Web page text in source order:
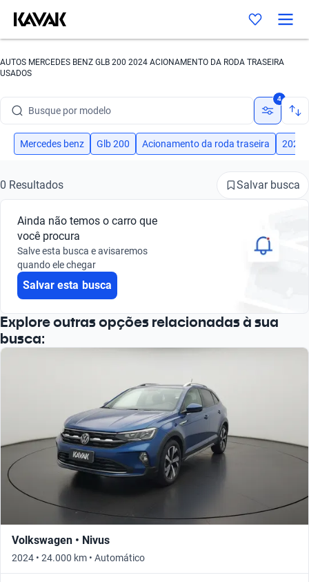
AUTOS MERCEDES BENZ GLB 200 2024 ACIONAMENTO DA RODA TRASEIRA
USADOS
Busque por modelo
Busque por versão
Busque por marca
Busque por modelo
Busque por versão
4
Mercedes benz Glb 200 Acionamento da roda traseira 2024
0 Resultados Salvar busca
Ainda não temos o carro que
você procura
Salve esta busca e avisaremos
quando ele chegar
Salvar esta busca
Explore outras opções relacionadas à sua
busca:
Volkswagen • Nivus
2024 • 24.000 km • Automático